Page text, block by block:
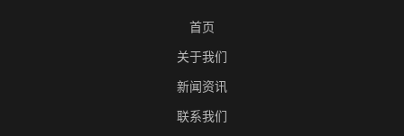
首页
关于我们
新闻资讯
联系我们